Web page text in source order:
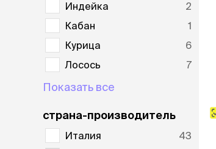
Индейка
2
Кабан
1
Курица
6
Лосось
7
Показать все
страна-производитель
Италия
43